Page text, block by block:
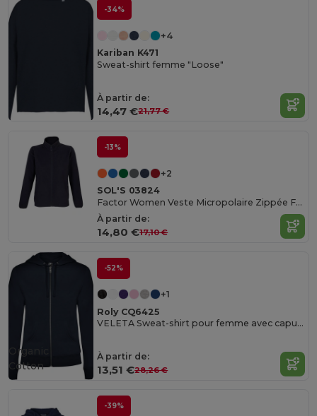
-34%
+4
Kariban K471
Sweat-shirt femme "Loose"
À partir de:
14,47 €21,77 €
-13%
+2
SOL'S 03824
Factor Women Veste Micropolaire Zippée Femme
À partir de:
14,80 €17,10 €
-52%
+1
Roly CQ6425
VELETA Sweat-shirt pour femme avec capuche doublée ton sur ton
À partir de:
13,51 €28,26 €
Organic
Cotton
-39%